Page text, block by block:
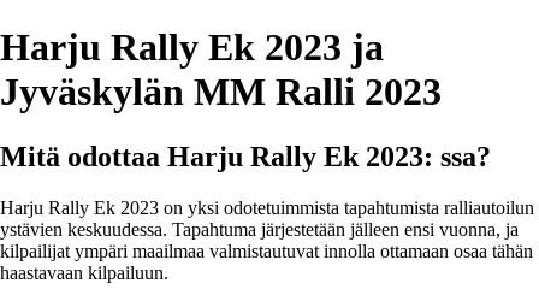
Harju Rally Ek 2023 ja
Jyväskylän MM Ralli 2023
Mitä odottaa Harju Rally Ek 2023: ssa?
Harju Rally Ek 2023 on yksi odotetuimmista tapahtumista ralliautoilun
ystävien keskuudessa. Tapahtuma järjestetään jälleen ensi vuonna, ja
kilpailijat ympäri maailmaa valmistautuvat innolla ottamaan osaa tähän
haastavaan kilpailuun.